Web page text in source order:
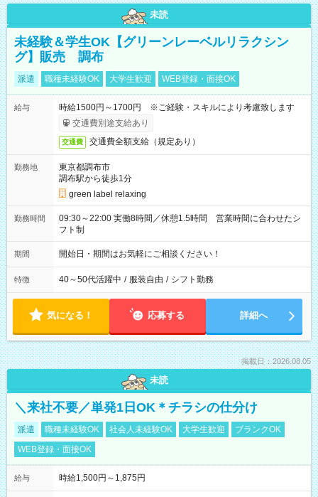
未読
未経験＆学生OK【グリーンレーベルリラクシン
グ】販売 調布
派遣 職種未経験OK 大学生歓迎 WEB登録・面接OK
給与
時給1500円～1700円 ※ご経験・スキルにより考慮致します
交通費別途支給あり
交通費 交通費全額支給（規定あり）
勤務地
東京都調布市
調布駅から徒歩1分
green label relaxing
勤務時間
09:30～22:00 実働8時間／休憩1.5時間 営業時間に合わせたシ
フト制
期間 開始日・期間はお気軽にご相談ください！
特徴 40～50代活躍中 / 服装自由 / シフト勤務
気になる！ 応募する 詳細へ
掲載日：2026.08.05
未読
＼来社不要／単発1日OK＊チラシの仕分け
派遣 職種未経験OK 社会人未経験OK 大学生歓迎
ブランクOK
WEB登録・面接OK
給与 時給1,500円～1,875円